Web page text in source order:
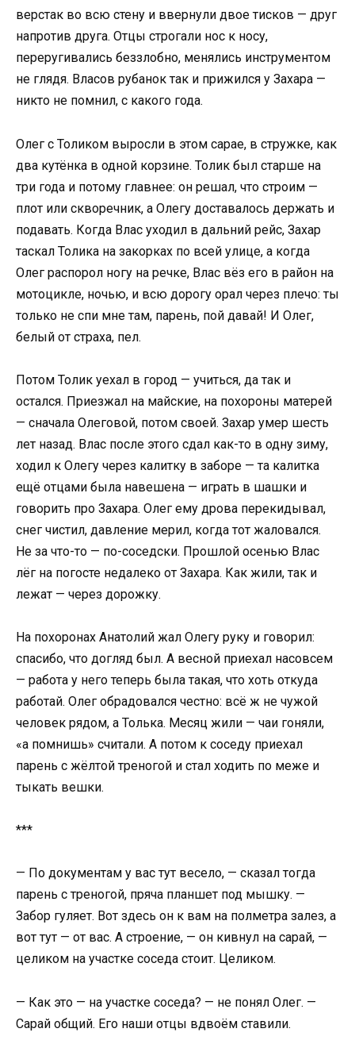
верстак во всю стену и ввернули двое тисков — друг
напротив друга. Отцы строгали нос к носу,
переругивались беззлобно, менялись инструментом
не глядя. Власов рубанок так и прижился у Захара —
никто не помнил, с какого года.
Олег с Толиком выросли в этом сарае, в стружке, как
два кутёнка в одной корзине. Толик был старше на
три года и потому главнее: он решал, что строим —
плот или скворечник, а Олегу доставалось держать и
подавать. Когда Влас уходил в дальний рейс, Захар
таскал Толика на закорках по всей улице, а когда
Олег распорол ногу на речке, Влас вёз его в район на
мотоцикле, ночью, и всю дорогу орал через плечо: ты
только не спи мне там, парень, пой давай! И Олег,
белый от страха, пел.
Потом Толик уехал в город — учиться, да так и
остался. Приезжал на майские, на похороны матерей
— сначала Олеговой, потом своей. Захар умер шесть
лет назад. Влас после этого сдал как-то в одну зиму,
ходил к Олегу через калитку в заборе — та калитка
ещё отцами была навешена — играть в шашки и
говорить про Захара. Олег ему дрова перекидывал,
снег чистил, давление мерил, когда тот жаловался.
Не за что-то — по-соседски. Прошлой осенью Влас
лёг на погосте недалеко от Захара. Как жили, так и
лежат — через дорожку.
На похоронах Анатолий жал Олегу руку и говорил:
спасибо, что догляд был. А весной приехал насовсем
— работа у него теперь была такая, что хоть откуда
работай. Олег обрадовался честно: всё ж не чужой
человек рядом, а Толька. Месяц жили — чаи гоняли,
«а помнишь» считали. А потом к соседу приехал
парень с жёлтой треногой и стал ходить по меже и
тыкать вешки.
***
— По документам у вас тут весело, — сказал тогда
парень с треногой, пряча планшет под мышку. —
Забор гуляет. Вот здесь он к вам на полметра залез, а
вот тут — от вас. А строение, — он кивнул на сарай, —
целиком на участке соседа стоит. Целиком.
— Как это — на участке соседа? — не понял Олег. —
Сарай общий. Его наши отцы вдвоём ставили.